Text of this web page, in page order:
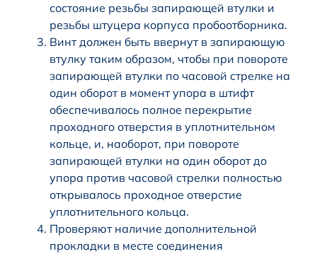
состояние резьбы запирающей втулки и
резьбы штуцера корпуса пробоотборника.
Винт должен быть ввернут в запирающую
втулку таким образом, чтобы при повороте
запирающей втулки по часовой стрелке на
один оборот в момент упора в штифт
обеспечивалось полное перекрытие
проходного отверстия в уплотнительном
кольце, и, наоборот, при повороте
запирающей втулки на один оборот до
упора против часовой стрелки полностью
открывалось проходное отверстие
уплотнительного кольца.
Проверяют наличие дополнительной
прокладки в месте соединения